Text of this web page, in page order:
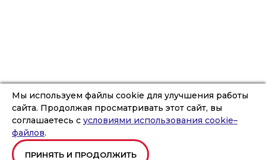
Мы используем файлы cookie для улучшения работы
сайта. Продолжая просматривать этот сайт, вы
соглашаетесь с условиями использования cookie–
файлов.
ПРИНЯТЬ И ПРОДОЛЖИТЬ